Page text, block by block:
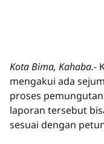
Kota Bima, Kahaba.-
mengakui ada
proses
laporan tersebut
sesuai dengan